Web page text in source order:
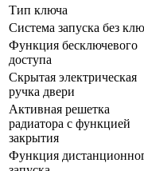
Тип ключа
Система запуска без
Функция бесключевого
доступа
Скрытая электрическая
ручка двери
Активная решетка
радиатора с функцией
закрытия
Функция